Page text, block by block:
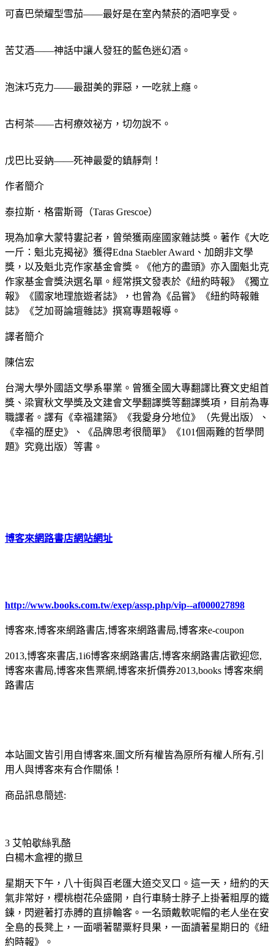
可喜巴榮耀型雪茄——最好是在室內禁菸的酒吧享受。
苦艾酒——神話中讓人發狂的藍色迷幻酒。
泡沫巧克力——最甜美的罪惡，一吃就上癮。
古柯茶——古柯療效祕方，切勿說不。
戊巴比妥鈉——死神最愛的鎮靜劑！
作者簡介
泰拉斯．格雷斯哥（Taras Grescoe）
現為加拿大蒙特婁記者，曾榮獲兩座國家雜誌獎。著作《大吃
一斤：魁北克揭祕》獲得Edna Staebler Award、加朗非文學
獎，以及魁北克作家基金會獎。《他方的盡頭》亦入圍魁北克
作家基金會獎決選名單。經常撰文發表於《紐約時報》《獨立
報》《國家地理旅遊者誌》，也曾為《品嘗》《紐約時報雜
誌》《芝加哥論壇雜誌》撰寫專題報導。
譯者簡介
陳信宏
台灣大學外國語文學系畢業。曾獲全國大專翻譯比賽文史組首
獎、梁實秋文學獎及文建會文學翻譯獎等翻譯獎項，目前為專
職譯者。譯有《幸福建築》《我愛身分地位》（先覺出版）、
《幸福的歷史》、《品牌思考很簡單》《101個兩難的哲學問
題》究竟出版）等書。
博客來網路書店網站網址
http://www.books.com.tw/exep/assp.php/vip--af000027898
博客來,博客來網路書店,博客來網路書局,博客來e-coupon
2013,博客來書店,1i6博客來網路書店,博客來網路書店歡迎您,
博客來書局,博客來售票網,博客來折價券2013,books 博客來網
路書店
本站圖文皆引用自博客來,圖文所有權皆為原所有權人所有,引
用人與博客來有合作關係！
商品訊息簡述:
3 艾帕歇絲乳酪
白楊木盒裡的撒旦
星期天下午，八十街與百老匯大道交叉口。這一天，紐約的天
氣非常好，櫻桃樹花朵盛開，自行車騎士脖子上掛著粗厚的鐵
鍊，閃避著打赤膊的直排輪客。一名頭戴軟呢帽的老人坐在安
全島的長凳上，一面嚼著罌粟籽貝果，一面讀著星期日的《紐
約時報》。